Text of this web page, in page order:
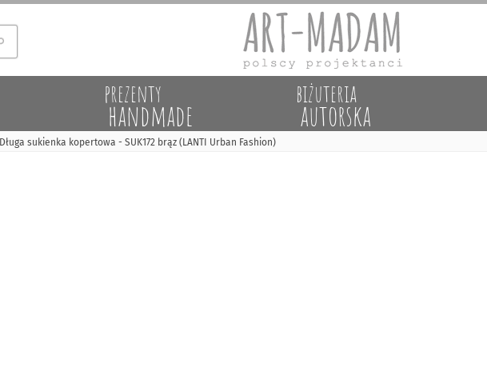
prezenty
handmade
biżuteria
autorska
Długa sukienka kopertowa - SUK172 brąz (LANTI Urban Fashion)